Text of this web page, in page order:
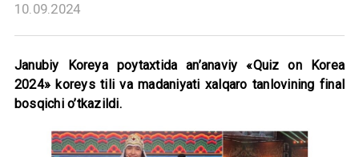
10.09.2024
Janubiy Koreya poytaxtida an’anaviy «Quiz on Korea
2024» koreys tili va madaniyati xalqaro tanlovining final
bosqichi o’tkazildi.